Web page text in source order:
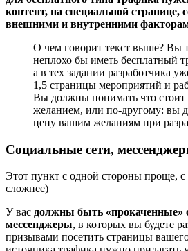
контент, на специальной странице,
внешними и внутренними
О чем говорит текст выше? Вы
неплохо бы иметь бесплатный
а в тех задании разработчика
1,5 страницы мероприятий и
Вы должны понимать что стоит
желанием, или по-другому: вы
цену вашим желаниям при
Социальные сети,
Этот пункт с одной стороны проще,
сложнее)
У вас должны быть «прокаченные»
мессенджеры, в которых вы будете
призывами посетить страницы